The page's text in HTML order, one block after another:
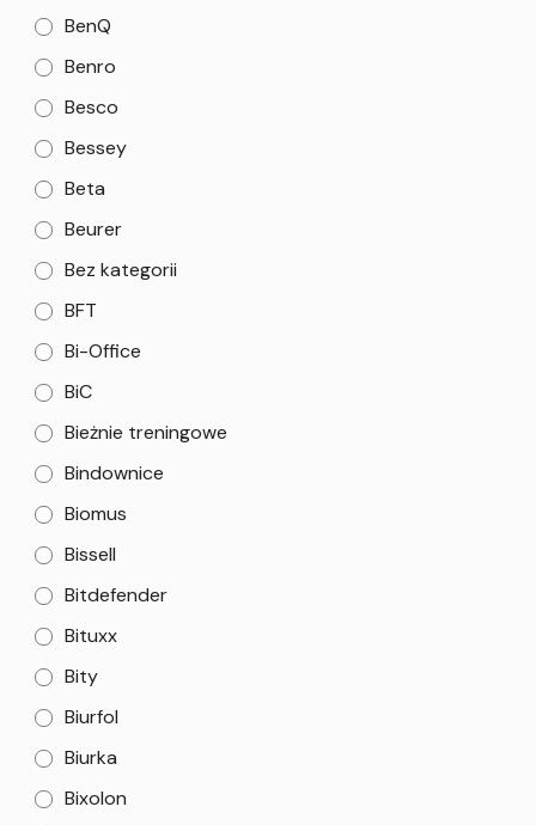
BenQ
Benro
Besco
Bessey
Beta
Beurer
Bez kategorii
BFT
Bi-Office
BiC
Bieżnie treningowe
Bindownice
Biomus
Bissell
Bitdefender
Bituxx
Bity
Biurfol
Biurka
Bixolon